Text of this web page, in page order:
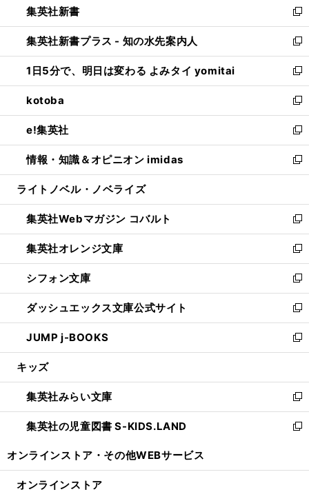
く
で
開
く
ィ
ン
ド
ウ
で
開
く
い
ウ
ィ
ン
ド
ウ
で
開
く
集英社新書
新
し
い
ウ
ィ
ン
ド
ウ
で
開
く
集英社新書プラス - 知の水先案内人
新
し
い
ウ
ィ
ン
ド
ウ
で
開
1日5分で、明日は変わる よみタイ yomitai
新
し
い
ウ
ィ
ン
ド
ウ
開
く
kotoba
新
し
い
ウ
ィ
ン
ウ
で
開
く
e!集英社
新
し
い
ウ
ン
ド
ウ
で
開
く
情報・知識＆オピニオン imidas
新
し
ウ
ィ
ン
ド
ウ
で
開
く
ライトノベル・ノベライズ
集英社Webマガジン コバルト
新
し
い
ウ
ィ
ン
ド
ウ
で
開
集英社オレンジ文庫
新
し
い
ウ
ィ
ン
ド
ウ
開
く
シフォン文庫
新
し
い
ウ
ィ
ン
ウ
で
開
く
ダッシュエックス文庫公式サイト
新
し
い
ウ
ン
ド
ウ
で
JUMP j-BOOKS
新
し
ウ
ィ
ン
ド
開
キッズ
集英社みらい文庫
新
し
い
ン
集英社の児童図書 S-KIDS.LAND
新
ウ
オンラインストア・ その他WEBサービス
オンラインストア